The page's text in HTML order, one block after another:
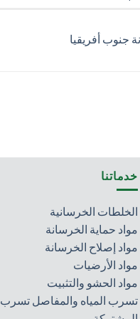
أفريقيا
خدماتنا
الخلطات الخرسانية
مواد حماية الخرسانة
مواد إصلاح الخرسانة
مواد الأرضيات
مواد الحشو والتثبيت
تسرب المياه والمفاصل تسرب